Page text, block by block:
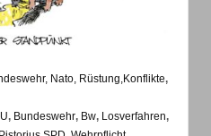
Nato, Rüstung,Konflikte,
, Bundeswehr, Bw, Losverfahren,